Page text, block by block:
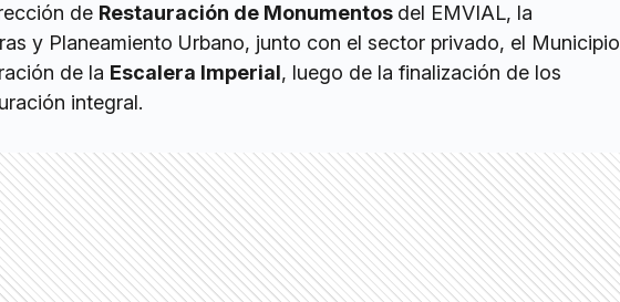
de Restauración de Monumentos del EMVIAL, la
y Planeamiento Urbano, junto con el sector privado, el Municipio
de la Escalera Imperial, luego de la finalización de los
integral.